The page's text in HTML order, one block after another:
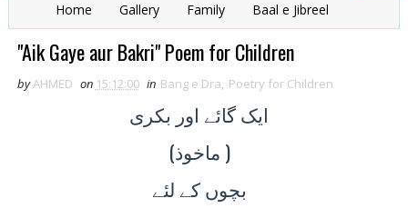
Home Gallery Family
Baal e Jibreel
Zarb e Kaleem
Armaghan e Hijaz
"Aik Gaye aur Bakri" Poem for Children
byAHMED on 15:12:00 in Bang e Dra, Poetry for Children
ايکگائے اور بکری
(ماخوذ )
بچوںکے لئے